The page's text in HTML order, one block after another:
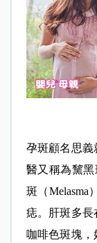
孕斑顧名思義
醫又稱為黧
斑（
痣。肝斑多長
咖啡色斑塊